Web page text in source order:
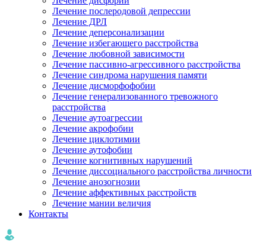
Лечение послеродовой депрессии
Лечение ДРЛ
Лечение деперсонализации
Лечение избегающего расстройства
Лечение любовной зависимости
Лечение пассивно-агрессивного расстройства
Лечение синдрома нарушения памяти
Лечение дисморфофобии
Лечение генерализованного тревожного
расстройства
Лечение аутоагрессии
Лечение акрофобии
Лечение циклотимии
Лечение аутофобии
Лечение когнитивных нарушений
Лечение диссоциального расстройства личности
Лечение анозогнозии
Лечение аффективных расстройств
Лечение мании величия
Контакты